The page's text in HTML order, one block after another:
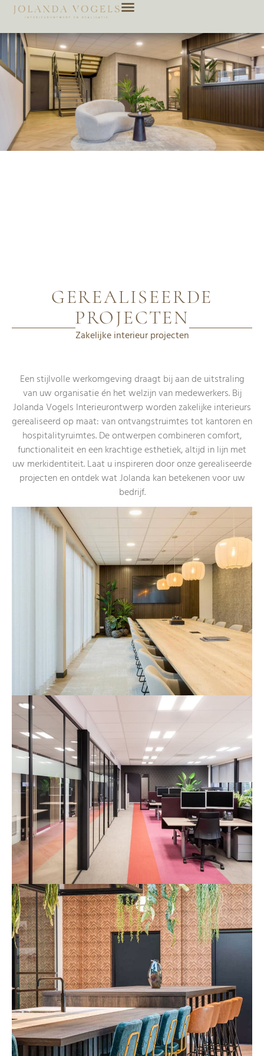
GEREALISEERDE
PROJECTEN
Zakelijke interieur projecten
Een stijlvolle werkomgeving draagt bij aan de uitstraling
van uw organisatie én het welzijn van medewerkers. Bij
Jolanda Vogels Interieurontwerp worden zakelijke interieurs
gerealiseerd op maat: van ontvangstruimtes tot kantoren en
hospitalityruimtes. De ontwerpen combineren comfort,
functionaliteit en een krachtige esthetiek, altijd in lijn met
uw merkidentiteit. Laat u inspireren door onze gerealiseerde
projecten en ontdek wat Jolanda kan betekenen voor uw
bedrijf.